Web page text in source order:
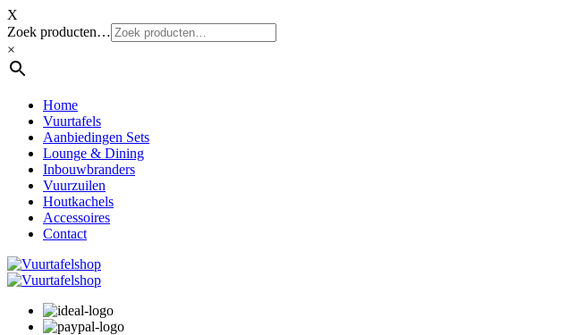
X
Zoek producten…
×
Home
Vuurtafels
Aanbiedingen Sets
Lounge & Dining
Inbouwbranders
Vuurzuilen
Houtkachels
Accessoires
Contact